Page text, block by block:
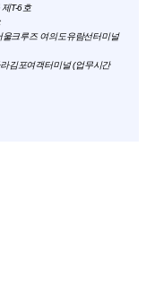
T-6호
크루즈 여의도유람선터미널
김포여객터미널 (업무시간